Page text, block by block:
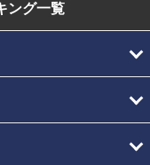
ング一覧